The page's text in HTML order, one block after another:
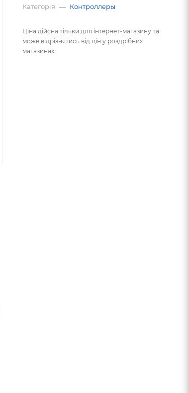
Категорія — Контроллеры
Ціна дійсна тільки для інтернет-магазину та
може відрізнятись від цін у роздрібних
магазинах.